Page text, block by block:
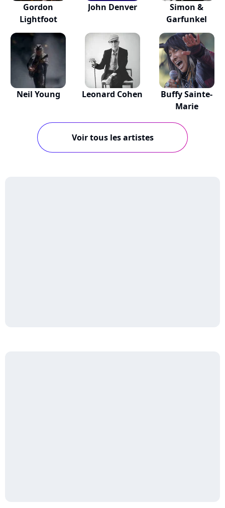
Gordon
Lightfoot
John Denver
Simon &
Garfunkel
Neil Young Leonard Cohen
Buffy Sainte-
Marie
Voir tous les artistes